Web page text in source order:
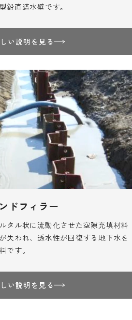
鉛直遮水壁です。
い説明を見る
ドフィラー
タル状に流動化させた空隙充填材料
失われ、透水性が回復する地下水を
です。
い説明を見る